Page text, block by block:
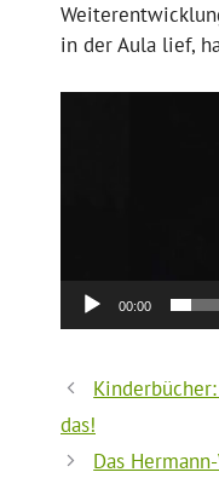
in der Aula lief,
00:00
das!
Das